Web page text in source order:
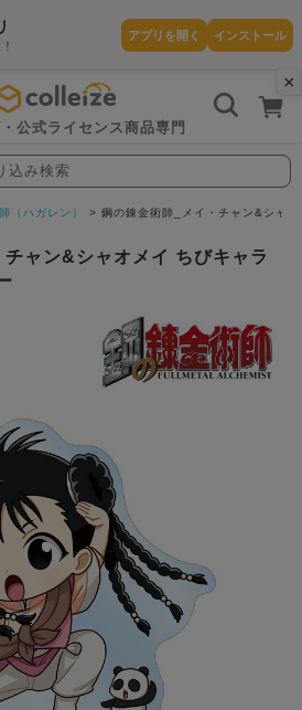
×
アプリを開く インストール
公式ライセンス商品専門
込み検索
（ハガレン） 鋼の錬金術師_メイ・チャン&シャ
ャン&シャオメイ ちびキャラ